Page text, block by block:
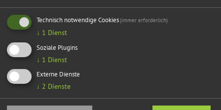
Verfügbarkeiten anzeigen
Technisch notwendige Cookies(immer erforderlich)
↓ 1 Dienst
Soziale Plugins
↓ 1 Dienst
Externe Dienste
↓ 2 Dienste